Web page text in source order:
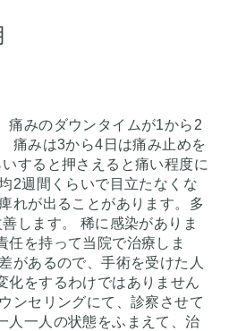
痛みのダウンタイムが1から2
痛みは3から4日は痛み止めを
すると押さえると痛い程度に
2週間くらいで目立たなくな
れが出ることがあります。多
します。 稀に感染がありま
任を持って当院で治療しま
があるので、手術を受けた人
化をするわけではありません
ンセリングにて、診察させて
人一人の状態をふまえて、治